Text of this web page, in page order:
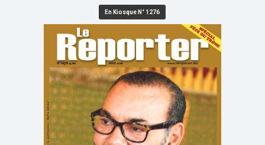
En Kiosque N° 1276